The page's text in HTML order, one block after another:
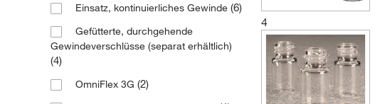
Einsatz, kontinuierliches Gewinde (6)
Gefütterte, durchgehende
Gewindeverschlüsse (separat erhältlich)
(4)
OmniFlex 3G (2)
4